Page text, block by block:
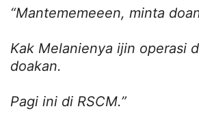
“Mantememeeen, minta
Kak Melanienya ijin operasi
doakan.
Pagi ini di RSCM.”